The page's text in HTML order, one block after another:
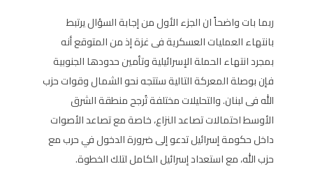
ربما بات واضحاً ان الجزء الأول من إجابة السؤال يرتبط
بانتهاء العمليات العسكرية فى غزة إذ من المتوقع أنه
بمجرد انتهاء الحملة الإسرائيلية وتأمين حدودها الجنوبية
فإن بوصلة المعركة التالية ستتجه نحو الشمال وقوات حزب
الله فى لبنان. والتحليلات مختلفة تُرجح منطقة الشرق
الأوسط احتمالات تصاعد النزاع، خاصة مع تصاعد الأصوات
داخل حكومة إسرائيل تدعو إلى ضرورة الدخول في حرب مع
حزب الله، مع استعداد إسرائيل الكامل لتلك الخطوة.